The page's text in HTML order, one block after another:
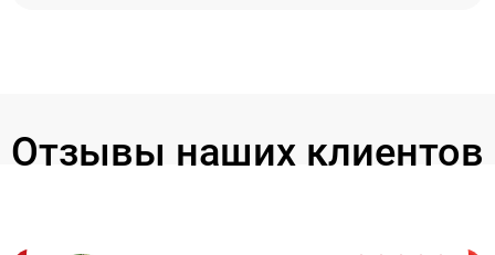
Отзывы наших клиентов